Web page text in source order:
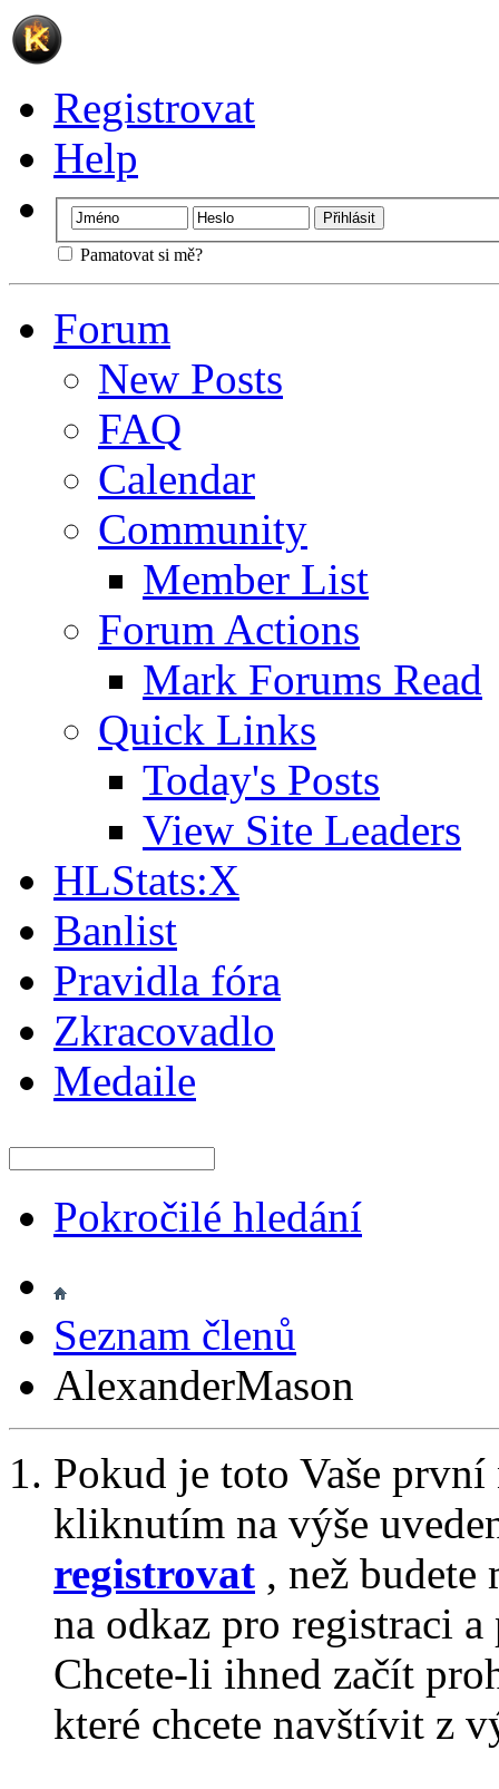
Registrovat
Help
Pamatovat si mě?
Forum
New Posts
FAQ
Calendar
Community
Member List
Forum Actions
Mark Forums Read
Quick Links
Today's Posts
View Site Leaders
HLStats:X
Banlist
Pravidla fóra
Zkracovadlo
Medaile
Pokročilé hledání
Seznam členů
AlexanderMason
Pokud je toto Vaše
kliknutím na výše
registrovat , než
na odkaz pro registraci
Chcete-li ihned začít
které chcete navštívit z